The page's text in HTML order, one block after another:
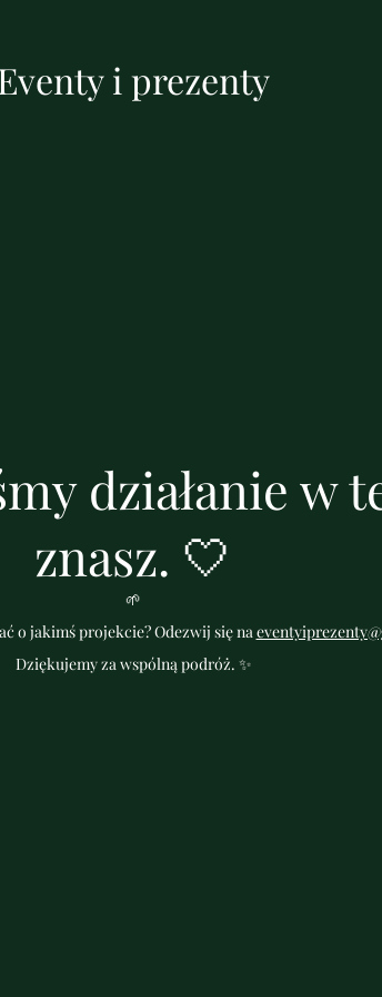
i prezenty
działanie w
znasz. 🤍
🌱
o jakimś projekcie? Odezwij się na
Dziękujemy za wspólną podróż. ✨